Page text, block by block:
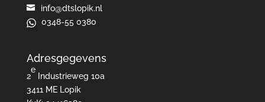

info@dtslopik.nl
0348-55 0380
Adresgegevens
2
e
Industrieweg 10a
3411 ME Lopik